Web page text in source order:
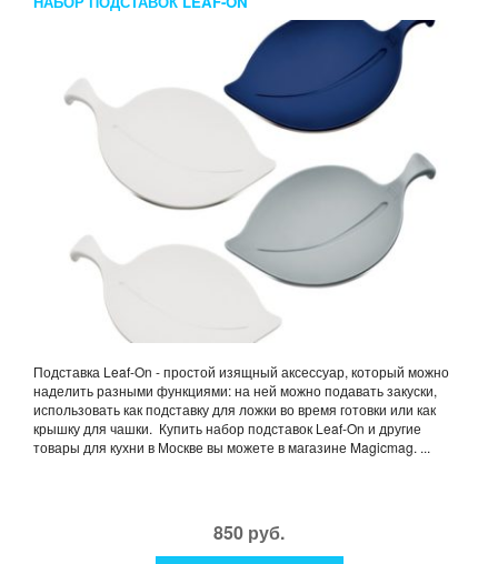
Подставка Leaf-On - простой изящный аксессуар, который можно
наделить разными функциями: на ней можно подавать закуски,
использовать как подставку для ложки во время готовки или как
крышку для чашки. Купить набор подставок Leaf-On и другие
товары для кухни в Москве вы можете в магазине Magicmag. ...
850 руб.